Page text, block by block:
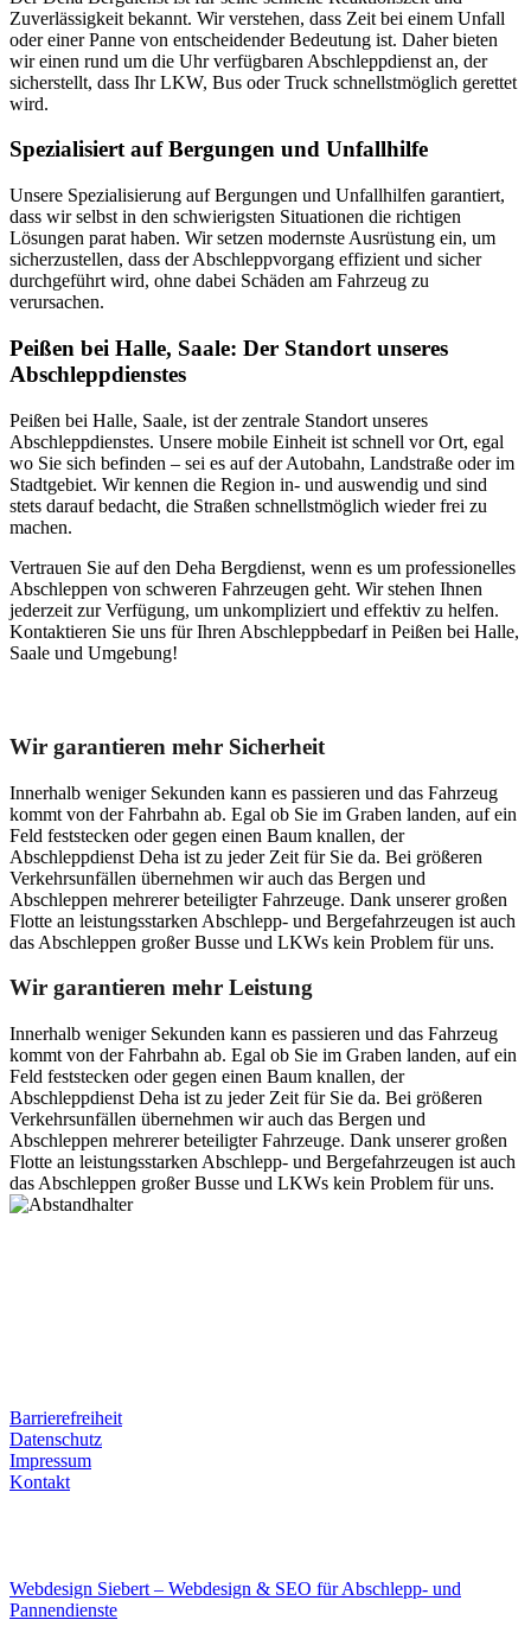
Zuverlässigkeit bekannt. Wir verstehen, dass Zeit bei einem Unfall
oder einer Panne von entscheidender Bedeutung ist. Daher bieten
wir einen rund um die Uhr verfügbaren Abschleppdienst an, der
sicherstellt, dass Ihr LKW, Bus oder Truck schnellstmöglich gerettet
wird.
Spezialisiert auf Bergungen und Unfallhilfe
Unsere Spezialisierung auf Bergungen und Unfallhilfen garantiert,
dass wir selbst in den schwierigsten Situationen die richtigen
Lösungen parat haben. Wir setzen modernste Ausrüstung ein, um
sicherzustellen, dass der Abschleppvorgang effizient und sicher
durchgeführt wird, ohne dabei Schäden am Fahrzeug zu
verursachen.
Peißen bei Halle, Saale: Der Standort unseres
Abschleppdienstes
Peißen bei Halle, Saale, ist der zentrale Standort unseres
Abschleppdienstes. Unsere mobile Einheit ist schnell vor Ort, egal
wo Sie sich befinden – sei es auf der Autobahn, Landstraße oder im
Stadtgebiet. Wir kennen die Region in- und auswendig und sind
stets darauf bedacht, die Straßen schnellstmöglich wieder frei zu
machen.
Vertrauen Sie auf den Deha Bergdienst, wenn es um professionelles
Abschleppen von schweren Fahrzeugen geht. Wir stehen Ihnen
jederzeit zur Verfügung, um unkompliziert und effektiv zu helfen.
Kontaktieren Sie uns für Ihren Abschleppbedarf in Peißen bei Halle,
Saale und Umgebung!
Wir garantieren mehr Sicherheit
Innerhalb weniger Sekunden kann es passieren und das Fahrzeug
kommt von der Fahrbahn ab. Egal ob Sie im Graben landen, auf ein
Feld feststecken oder gegen einen Baum knallen, der
Abschleppdienst Deha ist zu jeder Zeit für Sie da. Bei größeren
Verkehrsunfällen übernehmen wir auch das Bergen und
Abschleppen mehrerer beteiligter Fahrzeuge. Dank unserer großen
Flotte an leistungsstarken Abschlepp- und Bergefahrzeugen ist auch
das Abschleppen großer Busse und LKWs kein Problem für uns.
Wir garantieren mehr Leistung
Innerhalb weniger Sekunden kann es passieren und das Fahrzeug
kommt von der Fahrbahn ab. Egal ob Sie im Graben landen, auf ein
Feld feststecken oder gegen einen Baum knallen, der
Abschleppdienst Deha ist zu jeder Zeit für Sie da. Bei größeren
Verkehrsunfällen übernehmen wir auch das Bergen und
Abschleppen mehrerer beteiligter Fahrzeuge. Dank unserer großen
Flotte an leistungsstarken Abschlepp- und Bergefahrzeugen ist auch
das Abschleppen großer Busse und LKWs kein Problem für uns.
Barrierefreiheit
Datenschutz
Impressum
Kontakt
Webdesign Siebert – Webdesign & SEO für Abschlepp- und
Pannendienste